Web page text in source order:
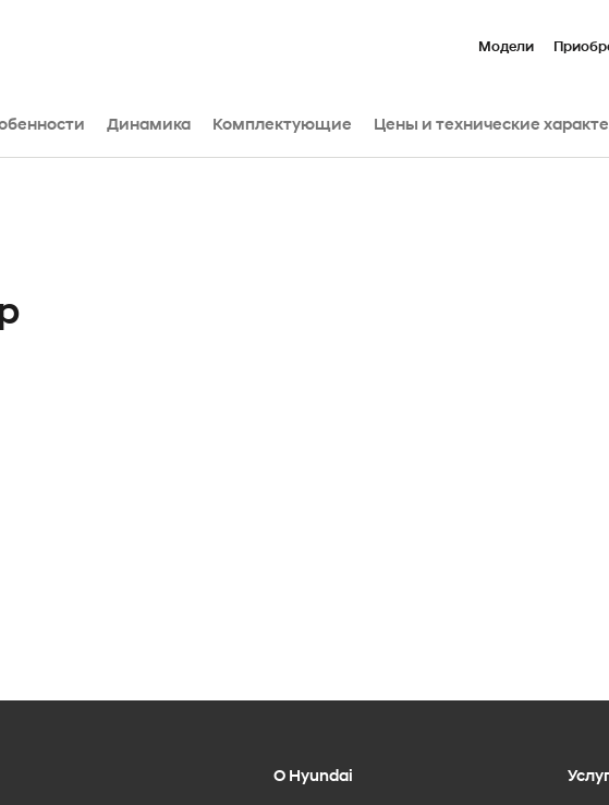
Модели
Динамика Комплектующие Цены и технические
О Hyundai